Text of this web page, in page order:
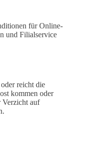
für Online-
und Filialservice
reicht die
kommen oder
Verzicht auf